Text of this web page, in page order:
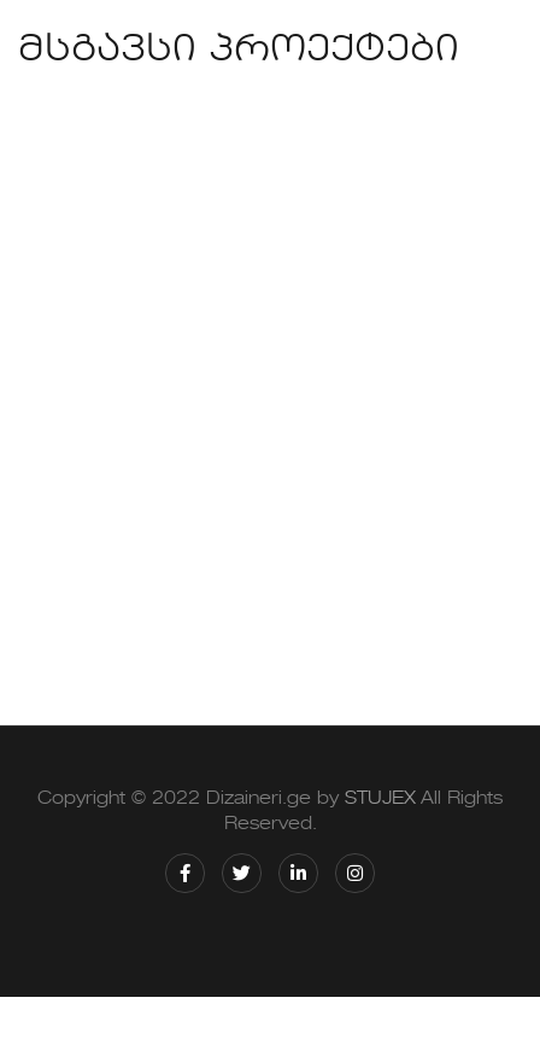
მსგავსი პროექტები
Copyright © 2022 Dizaineri.ge by STUJEX All Rights
Reserved.